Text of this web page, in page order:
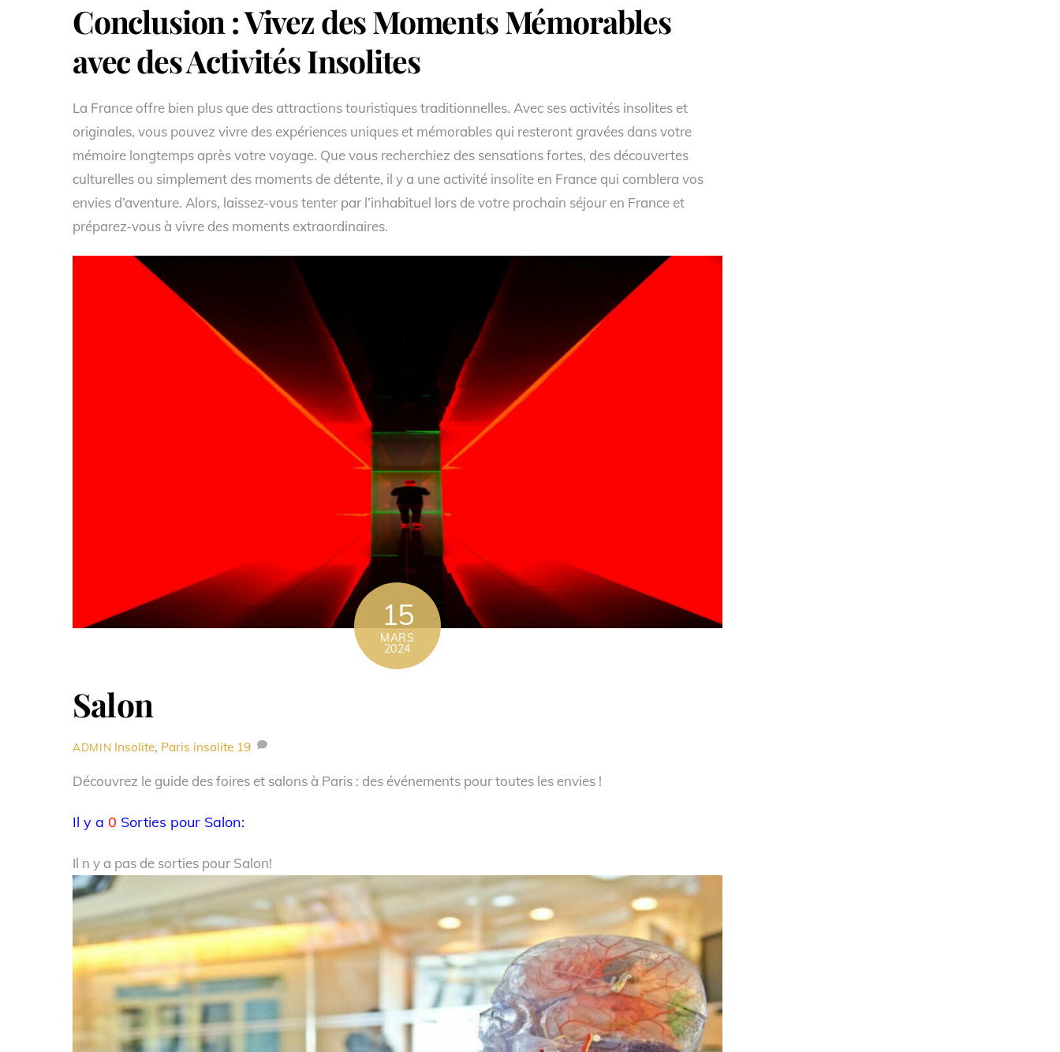
Conclusion : Vivez des Moments Mémorables
avec des Activités Insolites
La France offre bien plus que des attractions touristiques traditionnelles. Avec ses activités insolites et
originales, vous pouvez vivre des expériences uniques et mémorables qui resteront gravées dans votre
mémoire longtemps après votre voyage. Que vous recherchiez des sensations fortes, des découvertes
culturelles ou simplement des moments de détente, il y a une activité insolite en France qui comblera vos
envies d’aventure. Alors, laissez-vous tenter par l’inhabituel lors de votre prochain séjour en France et
préparez-vous à vivre des moments extraordinaires.
15
MARS
2024
Salon
ADMIN Insolite, Paris insolite 19
Découvrez le guide des foires et salons à Paris : des événements pour toutes les envies !
Il y a 0 Sorties pour Salon:
Il n y a pas de sorties pour Salon!